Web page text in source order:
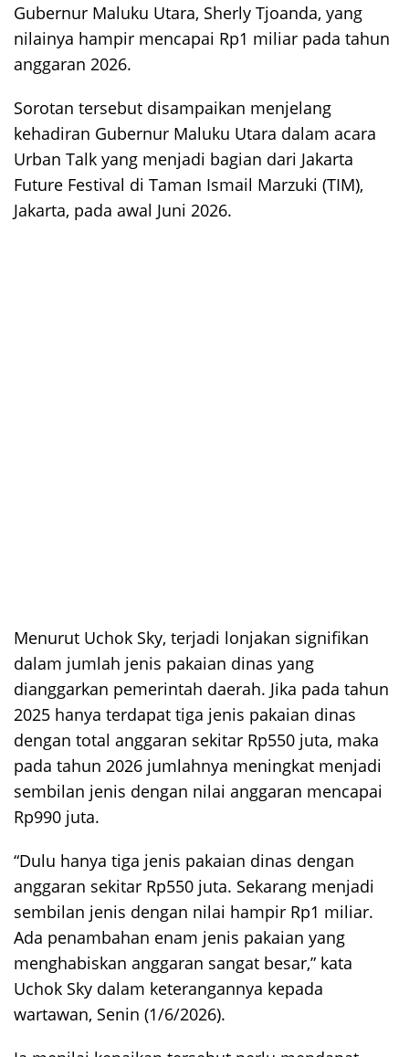
Gubernur Maluku Utara, Sherly Tjoanda, yang
nilainya hampir mencapai Rp1 miliar pada tahun
anggaran 2026.
Sorotan tersebut disampaikan menjelang
kehadiran Gubernur Maluku Utara dalam acara
Urban Talk yang menjadi bagian dari Jakarta
Future Festival di Taman Ismail Marzuki (TIM),
Jakarta, pada awal Juni 2026.
Menurut Uchok Sky, terjadi lonjakan signifikan
dalam jumlah jenis pakaian dinas yang
dianggarkan pemerintah daerah. Jika pada tahun
2025 hanya terdapat tiga jenis pakaian dinas
dengan total anggaran sekitar Rp550 juta, maka
pada tahun 2026 jumlahnya meningkat menjadi
sembilan jenis dengan nilai anggaran mencapai
Rp990 juta.
“Dulu hanya tiga jenis pakaian dinas dengan
anggaran sekitar Rp550 juta. Sekarang menjadi
sembilan jenis dengan nilai hampir Rp1 miliar.
Ada penambahan enam jenis pakaian yang
menghabiskan anggaran sangat besar,” kata
Uchok Sky dalam keterangannya kepada
wartawan, Senin (1/6/2026).